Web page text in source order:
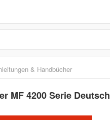
& Handbücher
MF 4200 Serie Deutsch